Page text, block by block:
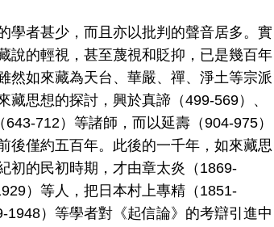
學者甚少，而且亦以批判的聲音居多。實
說的輕視，甚至蔑視和貶抑，已是幾百年
然如來藏為天台、華嚴、禪、淨土等宗派
藏思想的探討，興於真諦（499-569）、
712）等諸師，而以延壽（904-975）
後僅約五百年。此後的一千年，如來藏思
初的民初時期，才由章太炎（1869-
）等人，把日本村上專精（1851-
1948）等學者對《起信論》的考辯引進中